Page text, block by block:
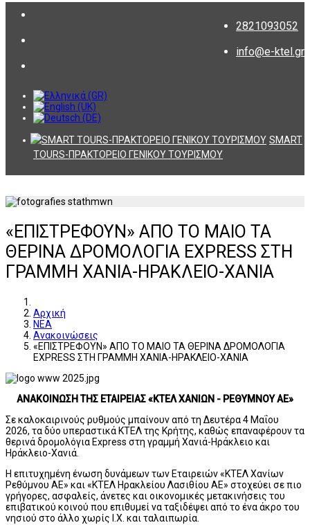
2821093052
info@e-ktel.gr
SMART
TOURS-ΠΡΑΚΤΟΡΕΙΟ ΓΕΝΙΚΟΥ ΤΟΥΡΙΣΜΟΥ
«ΕΠΙΣΤΡΕΦΟΥΝ» ΑΠΟ ΤΟ ΜΑΙΟ ΤΑ
ΘΕΡΙΝΑ ΔΡΟΜΟΛΟΓΙΑ EXPRESS ΣΤΗ
ΓΡΑΜΜΗ ΧΑΝΙΑ-ΗΡΑΚΛΕΙΟ-ΧΑΝΙΑ
Αρχική
ΝΕΑ
Ανακοινώσεις
«ΕΠΙΣΤΡΕΦΟΥΝ» ΑΠΟ ΤΟ ΜΑΙΟ ΤΑ ΘΕΡΙΝΑ ΔΡΟΜΟΛΟΓΙΑ
EXPRESS ΣΤΗ ΓΡΑΜΜΗ ΧΑΝΙΑ-ΗΡΑΚΛΕΙΟ-ΧΑΝΙΑ
ΑΝΑΚΟΙΝΩΣΗ ΤΗΣ ΕΤΑΙΡΕΙΑΣ «ΚΤΕΛ ΧΑΝΙΩΝ - ΡΕΘΥΜΝΟΥ ΑΕ»
Σε καλοκαιρινούς ρυθμούς μπαίνουν από τη Δευτέρα 4 Μαΐου
2026, τα δύο υπεραστικά ΚΤΕΛ της Κρήτης, καθώς επαναφέρουν τα
θερινά δρομολόγια Express στη γραμμή Χανιά-Ηράκλειο και
Ηράκλειο-Χανιά.
Η επιτυχημένη ένωση δυνάμεων των Εταιρειών «ΚΤΕΛ Χανίων
Ρεθύμνου ΑΕ» και «ΚΤΕΛ Ηρακλείου Λασιθίου ΑΕ» στοχεύει σε πιο
γρήγορες, ασφαλείς, άνετες και οικονομικές μετακινήσεις του
επιβατικού κοινού που επιθυμεί να ταξιδέψει από το ένα άκρο του
νησιού στο άλλο χωρίς Ι.Χ. και ταλαιπωρία.